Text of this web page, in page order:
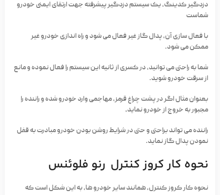
دزدگیر کدینگ، یک سیستم دزدگیر پیشرفته جهت ارتقای ایمنی خودرو
شماست
با فعال سازی آن، پدال گاز غیر فعال می شود و راه اندازی خودرو غیر
ممکن می شود.
شما به راحتی می توانید، در کسری از ثانیه این سیستم را فعال نموده و مانع
از سرقت خودرو شوید.
بعنوان مثال اگر در پشت چراغ قرمز، مهاجمی وارد خودرو شده و راننده را
مجبور به خروج از خودرو نماید،
راننده می تواند براحتی و حتی در شرایط روشن بودن خودرو مبادرت به قفل
نمودن پدال گاز نماید.
نحوه کار کروز کنترل رنو فلوئنس
نحوه کار کروز کنترل، همانند سایر خودرو ها، به این شکل است که